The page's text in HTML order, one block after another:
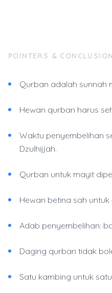
POINTERS &
Qurban adalah sunnah
Hewan qurban harus
Waktu penyembelihan
Dzulhijjah.
Qurban untuk mayit
Hewan betina sah untuk
Adab penyembelihan:
Daging qurban tidak
Satu kambing untuk